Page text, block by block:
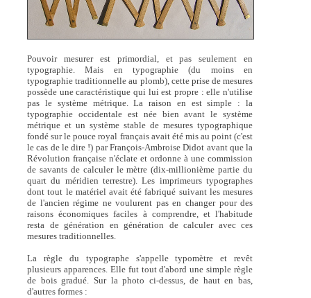
Pouvoir mesurer est primordial, et pas seulement en
typographie. Mais en typographie (du moins en
typographie traditionnelle au plomb), cette prise de mesures
possède une caractéristique qui lui est propre : elle n'utilise
pas le système métrique. La raison en est simple : la
typographie occidentale est née bien avant le système
métrique et un système stable de mesures typographique
fondé sur le pouce royal français avait été mis au point (c'est
le cas de le dire !) par François-Ambroise Didot avant que la
Révolution française n'éclate et ordonne à une commission
de savants de calculer le mètre (dix-millionième partie du
quart du méridien terrestre). Les imprimeurs typographes
dont tout le matériel avait été fabriqué suivant les mesures
de l'ancien régime ne voulurent pas en changer pour des
raisons économiques faciles à comprendre, et l'habitude
resta de génération en génération de calculer avec ces
mesures traditionnelles.
La règle du typographe s'appelle typomètre et revêt
plusieurs apparences. Elle fut tout d'abord une simple règle
de bois gradué. Sur la photo ci-dessus, de haut en bas,
d'autres formes :